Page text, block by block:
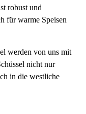
robust und
für warme Speisen
werden von uns mit
nicht nur
in die westliche